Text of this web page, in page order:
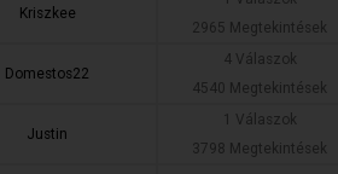
Kriszkee
2965 Megtekintések
Domestos22
4 Válaszok
4540 Megtekintések
Justin
1 Válaszok
3798 Megtekintések